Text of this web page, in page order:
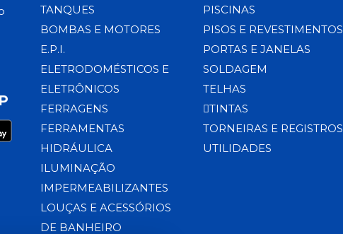
TANQUES
BOMBAS E MOTORES
E.P.I.
ELETRODOMÉSTICOS E
ELETRÔNICOS
FERRAGENS
FERRAMENTAS
HIDRÁULICA
ILUMINAÇÃO
IMPERMEABILIZANTES
LOUÇAS E ACESSÓRIOS
DE BANHEIRO
PISCINAS
PISOS E REVESTIMENTOS
PORTAS E JANELAS
SOLDAGEM
TELHAS
TINTAS
TORNEIRAS E REGISTROS
UTILIDADES